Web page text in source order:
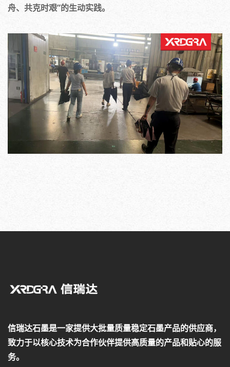
舟、共克时艰”的生动实践。
信瑞达石墨是一家提供大批量质量稳定石墨产品的供应商，
致力于以核心技术为合作伙伴提供高质量的产品和贴心的服
务。